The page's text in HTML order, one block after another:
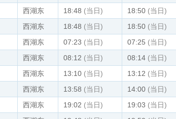
西湖东 18:48 (当日) 18:50 (当日)
西湖东 18:48 (当日) 18:50 (当日)
西湖东 07:23 (当日) 07:25 (当日)
西湖东 08:12 (当日) 08:14 (当日)
西湖东 13:10 (当日) 13:12 (当日)
西湖东 13:58 (当日) 14:00 (当日)
西湖东 19:02 (当日) 19:03 (当日)